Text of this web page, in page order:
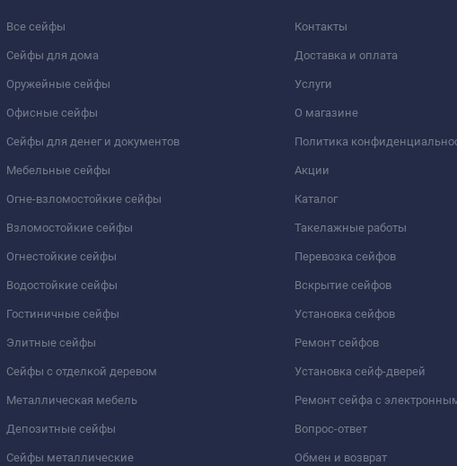
Все сейфы
Сейфы для дома
Оружейные сейфы
Офисные сейфы
Сейфы для денег и документов
Мебельные сейфы
Огне-взломостойкие сейфы
Взломостойкие сейфы
Огнестойкие сейфы
Водостойкие сейфы
Гостиничные сейфы
Элитные сейфы
Сейфы с отделкой деревом
Металлическая мебель
Депозитные сейфы
Сейфы металлические
Контакты
Доставка и оплата
Услуги
О магазине
Политика
Акции
Каталог
Такелажные работы
Перевозка сейфов
Вскрытие сейфов
Установка сейфов
Ремонт сейфов
Установка сейф-дверей
Ремонт сейфа с
Вопрос-ответ
Обмен и возврат